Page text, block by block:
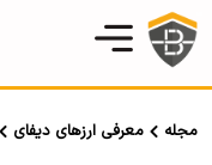
مجله معرفی ارزهای دیفای